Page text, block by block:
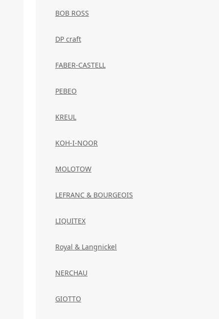
BOB ROSS
DP craft
FABER-CASTELL
PEBEO
KREUL
KOH-I-NOOR
MOLOTOW
LEFRANC & BOURGEOIS
LIQUITEX
Royal & Langnickel
NERCHAU
GIOTTO